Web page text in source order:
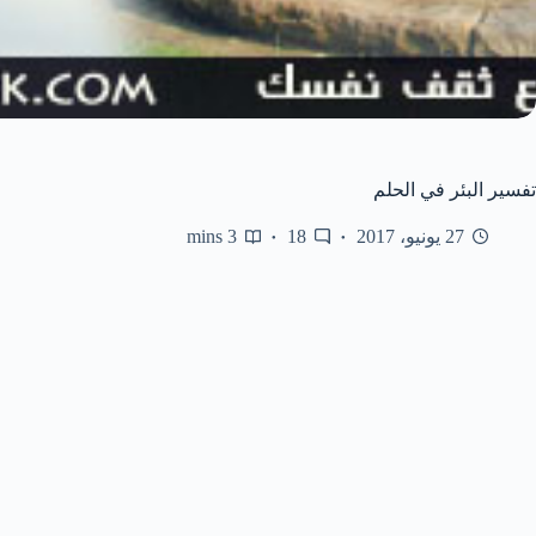
تفسير البئر في الحلم
27 يونيو، 2017 18
3 mins